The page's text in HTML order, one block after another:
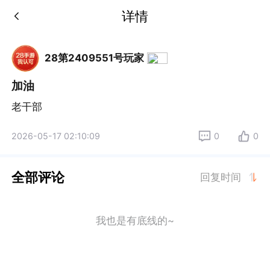
详情
28第2409551号玩家
加油
老干部
2026-05-17 02:10:09 0 0
全部评论 回复时间
我也是有底线的~